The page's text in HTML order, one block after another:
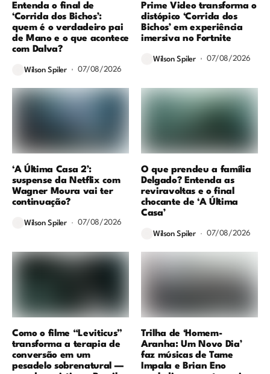
Entenda o final de
‘Corrida dos Bichos’:
quem é o verdadeiro pai
de Mano e o que acontece
com Dalva?
Wilson Spiler 07/08/2026
Prime Video transforma o
distópico ‘Corrida dos
Bichos’ em experiência
imersiva no Fortnite
Wilson Spiler 07/08/2026
‘A Última Casa 2’:
suspense da Netflix com
Wagner Moura vai ter
continuação?
Wilson Spiler 07/08/2026
O que prendeu a família
Delgado? Entenda as
reviravoltas e o final
chocante de ‘A Última
Casa’
Wilson Spiler 07/08/2026
Como o filme “Leviticus”
transforma a terapia de
conversão em um
pesadelo sobrenatural —
Trilha de ‘Homem-
Aranha: Um Novo Dia’
faz músicas de Tame
Impala e Brian Eno